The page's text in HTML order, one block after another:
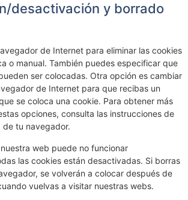
desactivación y borrado
de Internet para eliminar las cookies
o manual. También puedes especificar que
ser colocadas. Otra opción es cambiar
de Internet para que recibas un
se coloca una cookie. Para obtener más
opciones, consulta las instrucciones de
de tu navegador.
web puede no funcionar
las cookies están desactivadas. Si borras
se volverán a colocar después de
vuelvas a visitar nuestras webs.